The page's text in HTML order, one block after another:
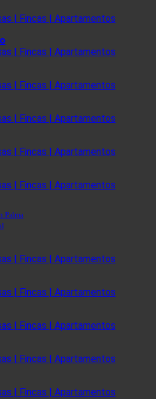
| Fincas | Apartamentos
| Fincas | Apartamentos
| Fincas | Apartamentos
| Fincas | Apartamentos
| Fincas | Apartamentos
| Fincas | Apartamentos
Palma
| Fincas | Apartamentos
| Fincas | Apartamentos
| Fincas | Apartamentos
| Fincas | Apartamentos
| Fincas | Apartamentos